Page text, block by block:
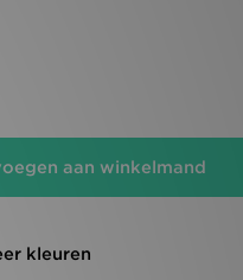
aan winkelmand
kleuren